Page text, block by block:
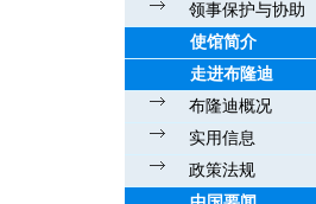
领事保护与协助
使馆简介
走进布隆迪
布隆迪概况
实用信息
政策法规